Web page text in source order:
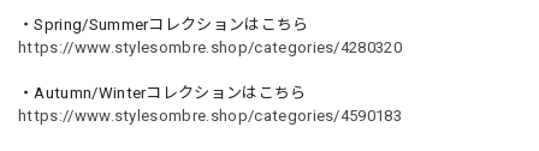
・Spring/Summerコレクションはこちら
https://www.stylesombre.shop/categories/4280320
・Autumn/Winterコレクションはこちら
https://www.stylesombre.shop/categories/4590183